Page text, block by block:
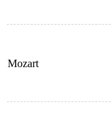
Mozart